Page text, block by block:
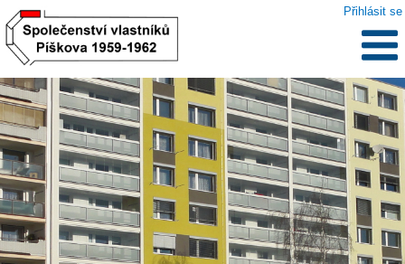
.
Přihlásit se